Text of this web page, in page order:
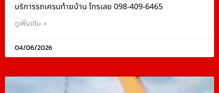
บริการรถเครนท้ายบ้าน โทรเลย 098-409-6465
ดูเพิ่มเติม »
04/06/2026